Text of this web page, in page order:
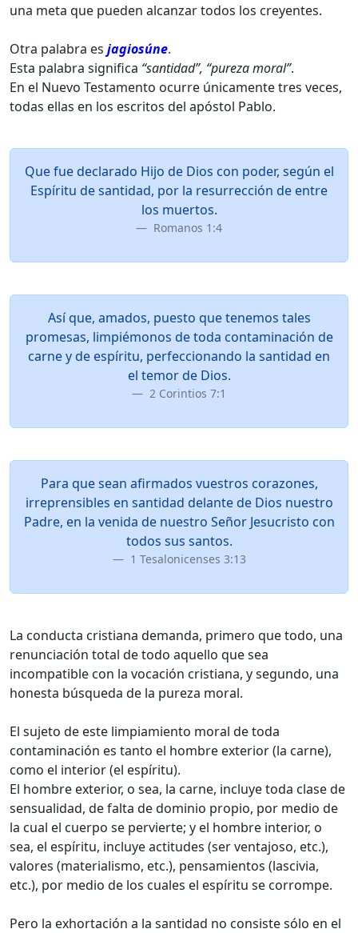
una meta que pueden alcanzar todos los creyentes.
Otra palabra es jagiosúne.
Esta palabra significa “santidad”, “pureza moral”.
En el Nuevo Testamento ocurre únicamente tres veces,
todas ellas en los escritos del apóstol Pablo.
Que fue declarado Hijo de Dios con poder, según el
Espíritu de santidad, por la resurrección de entre
los muertos.
Romanos 1:4
Así que, amados, puesto que tenemos tales
promesas, limpiémonos de toda contaminación de
carne y de espíritu, perfeccionando la santidad en
el temor de Dios.
2 Corintios 7:1
Para que sean afirmados vuestros corazones,
irreprensibles en santidad delante de Dios nuestro
Padre, en la venida de nuestro Señor Jesucristo con
todos sus santos.
1 Tesalonicenses 3:13
La conducta cristiana demanda, primero que todo, una
renunciación total de todo aquello que sea
incompatible con la vocación cristiana, y segundo, una
honesta búsqueda de la pureza moral.
El sujeto de este limpiamiento moral de toda
contaminación es tanto el hombre exterior (la carne),
como el interior (el espíritu).
El hombre exterior, o sea, la carne, incluye toda clase de
sensualidad, de falta de dominio propio, por medio de
la cual el cuerpo se pervierte; y el hombre interior, o
sea, el espíritu, incluye actitudes (ser ventajoso, etc.),
valores (materialismo, etc.), pensamientos (lascivia,
etc.), por medio de los cuales el espíritu se corrompe.
Pero la exhortación a la santidad no consiste sólo en el